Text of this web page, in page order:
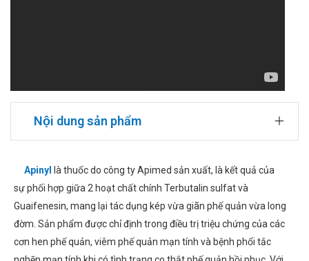
Nội dung sản phẩm
Apinyl
là thuốc do công ty Apimed sản xuất, là kết quả của
sự phối hợp giữa 2 hoạt chất chính Terbutalin sulfat và
Guaifenesin, mang lại tác dụng kép vừa giãn phế quản vừa long
đờm. Sản phẩm được chỉ định trong điều trị triệu chứng của các
cơn hen phế quản, viêm phế quản mạn tính và bệnh phổi tắc